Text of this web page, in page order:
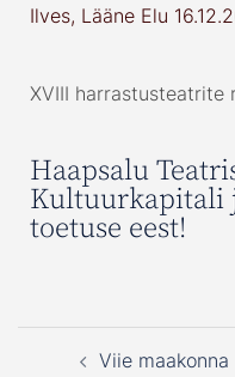
Ilves, Lääne Elu
XVIII
Haapsalu
Kultuurkapitali
toetuse eest!
Viie